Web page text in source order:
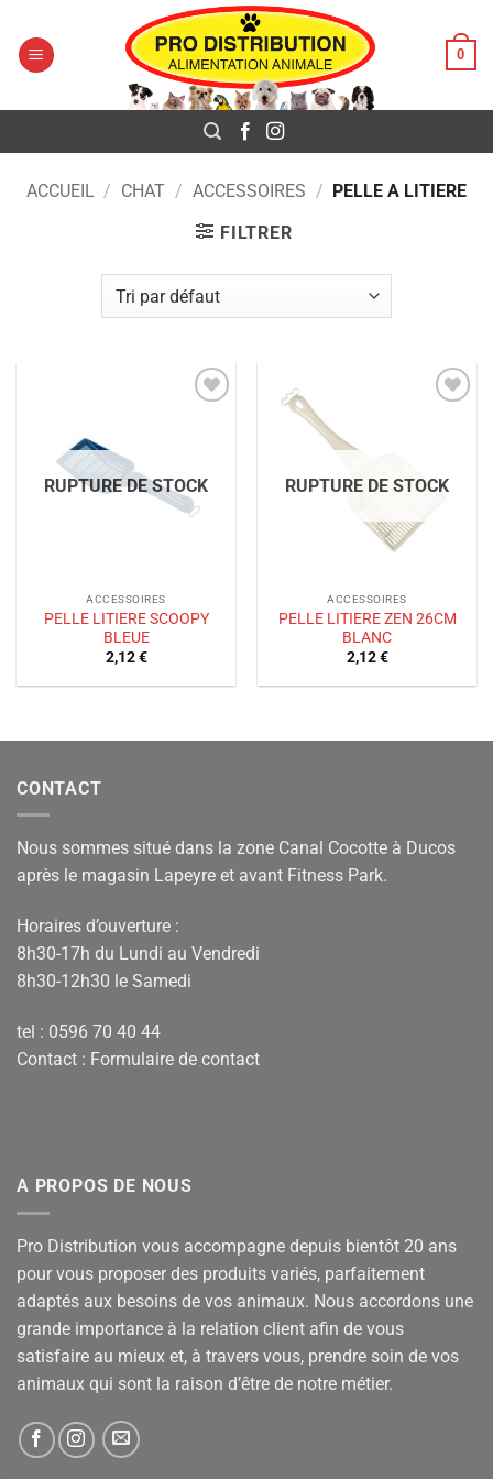
Pro Distribution
contenu
0
ACCUEIL / CHAT / ACCESSOIRES / PELLE A LITIERE
FILTRER
RUPTURE DE STOCK
ACCESSOIRES
PELLE LITIERE SCOOPY
BLEUE
2,12€
RUPTURE DE STOCK
ACCESSOIRES
PELLE LITIERE ZEN 26CM
BLANC
2,12€
CONTACT
Nous sommes situé dans la zone Canal Cocotte à Ducos
après le magasin Lapeyre et avant Fitness Park.
Horaires d’ouverture :
8h30-17h du Lundi au Vendredi
8h30-12h30 le Samedi
tel : 0596 70 40 44
Contact : Formulaire de contact
A PROPOS DE NOUS
Pro Distribution vous accompagne depuis bientôt 20 ans
pour vous proposer des produits variés, parfaitement
adaptés aux besoins de vos animaux. Nous accordons une
grande importance à la relation client afin de vous
satisfaire au mieux et, à travers vous, prendre soin de vos
animaux qui sont la raison d’être de notre métier.